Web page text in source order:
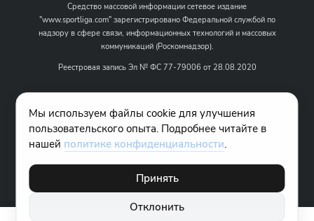
Средство массовой информации сетевое издание
"www.sportliga.com" зарегистрировано Федеральной службой по
надзору в сфере связи, информационных технологий и массовых
коммуникаций (Роскомнадзор).
Реестровая запись Эл № ФС 77-79006 от 28.08.2020
Название - www.sportliga.com
Учредитель СМИ сетевого издания "www.sportliga.com": ИП Чамин
О.Н.
Главный редактор СМИ сетевого издания "www.sportliga.com":
Хаимов Д.И.
18+
Мы используем файлы cookie для улучшения
пользовательского опыта. Подробнее читайте в
нашей политике конфиденциальности.
Принять
Отклонить